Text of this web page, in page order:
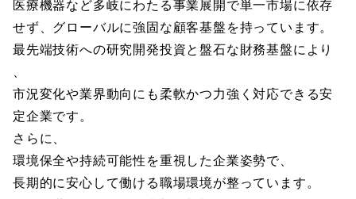
医療機器など多岐にわたる事業展開で単一市場に依存
せず、グローバルに強固な顧客基盤を持っています。
最先端技術への研究開発投資と盤石な財務基盤により
市況変化や業界動向にも柔軟かつ力強く対応できる安
定企業です。
さらに、
環境保全や持続可能性を重視した企業姿勢で、
長期的に安心して働ける職場環境が整っています。